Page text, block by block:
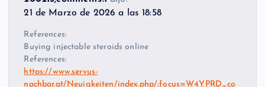
21 de Marzo de 2026 a las 18:58
References:
Buying injectable steroids online
References:
https://www.servus-
nachbar.at/Neuigkeiten/index.php/;focus=W4YPRD_co